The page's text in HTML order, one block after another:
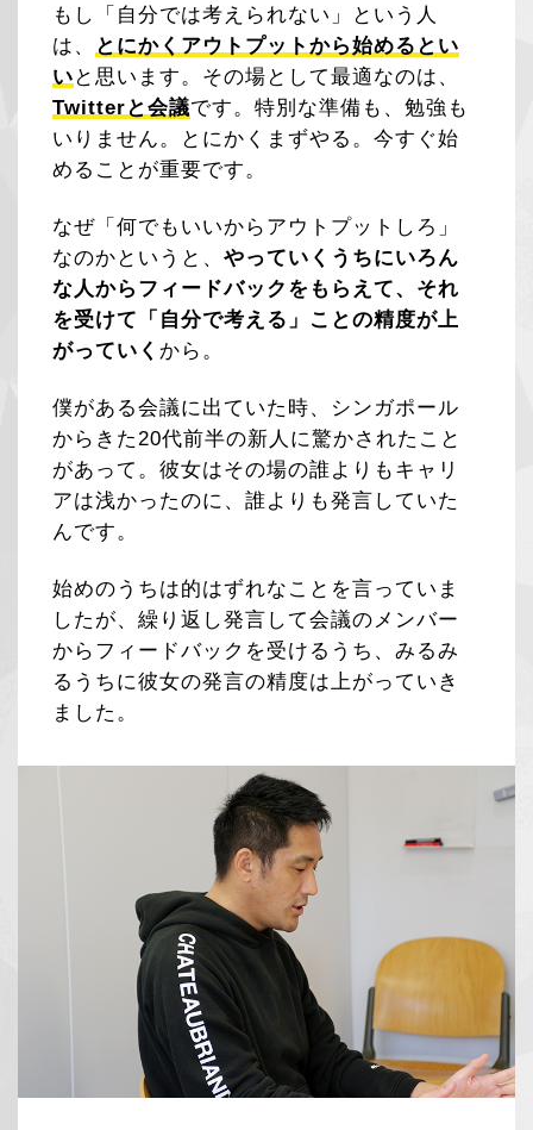
もし「自分では考えられない」という人
は、
とにかくアウトプットから始めるとい
い と思います。その場として最適なのは、
Twitterと会議です。特別な準備も、勉強も
いりません。とにかくまずやる。今すぐ始
めることが重要です。
なぜ「何でもいいからアウトプットしろ」
なのかというと、やっていくうちにいろん
な人からフィードバックをもらえて、それ
を受けて「自分で考える」ことの精度が上
がっていく から。
僕がある会議に出ていた時、シンガポール
からきた20代前半の新人に驚かされたこと
があって。彼女はその場の誰よりもキャリ
アは浅かったのに、誰よりも発言していた
んです。
始めのうちは的はずれなことを言っていま
したが、繰り返し発言して会議のメンバー
からフィードバックを受けるうち、みるみ
るうちに彼女の発言の精度は上がっていき
ました。